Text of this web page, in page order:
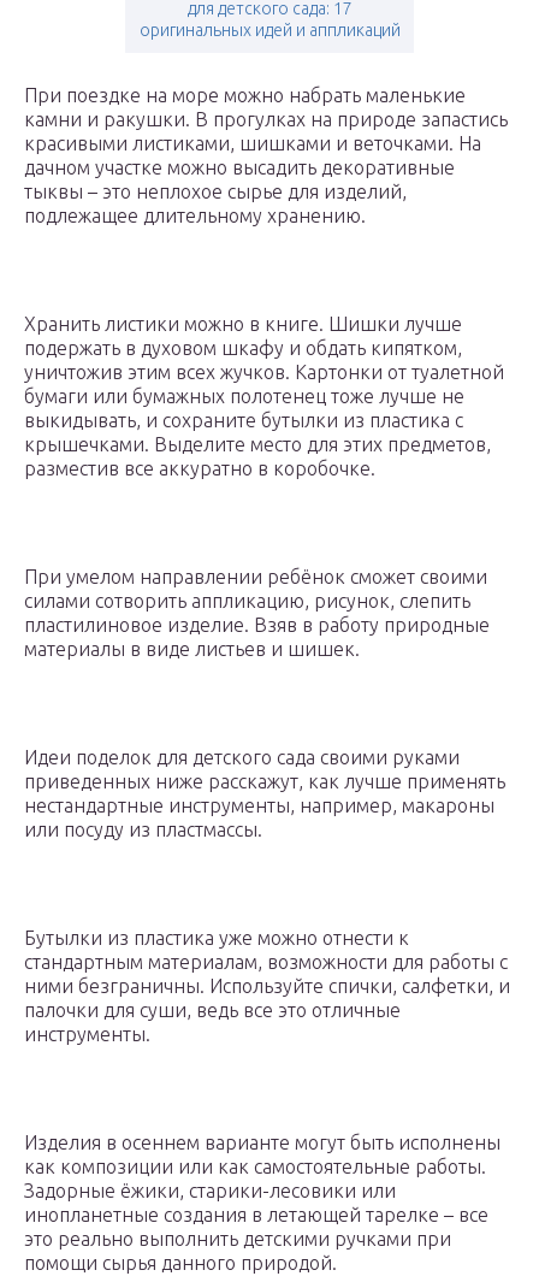
для детского сада: 17
оригинальных идей и аппликаций
При поездке на море можно набрать маленькие
камни и ракушки. В прогулках на природе запастись
красивыми листиками, шишками и веточками. На
дачном участке можно высадить декоративные
тыквы – это неплохое сырье для изделий,
подлежащее длительному хранению.
Хранить листики можно в книге. Шишки лучше
подержать в духовом шкафу и обдать кипятком,
уничтожив этим всех жучков. Картонки от туалетной
бумаги или бумажных полотенец тоже лучше не
выкидывать, и сохраните бутылки из пластика с
крышечками. Выделите место для этих предметов,
разместив все аккуратно в коробочке.
При умелом направлении ребёнок сможет своими
силами сотворить аппликацию, рисунок, слепить
пластилиновое изделие. Взяв в работу природные
материалы в виде листьев и шишек.
Идеи поделок для детского сада своими руками
приведенных ниже расскажут, как лучше применять
нестандартные инструменты, например, макароны
или посуду из пластмассы.
Бутылки из пластика уже можно отнести к
стандартным материалам, возможности для работы с
ними безграничны. Используйте спички, салфетки, и
палочки для суши, ведь все это отличные
инструменты.
Изделия в осеннем варианте могут быть исполнены
как композиции или как самостоятельные работы.
Задорные ёжики, старики-лесовики или
инопланетные создания в летающей тарелке – все
это реально выполнить детскими ручками при
помощи сырья данного природой.